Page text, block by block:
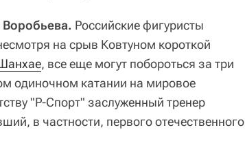
Российские фигуристы
на срыв Ковтуном короткой
, все еще могут побороться за три
одиночном катании на мировое
"Р-Спорт" заслуженный тренер
в частности, первого отечественного